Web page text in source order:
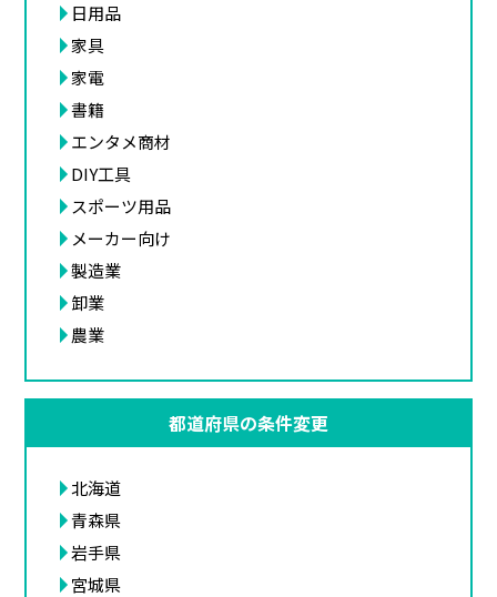
日用品
家具
家電
書籍
エンタメ商材
DIY工具
スポーツ用品
メーカー向け
製造業
卸業
農業
都道府県の条件変更
北海道
青森県
岩手県
宮城県